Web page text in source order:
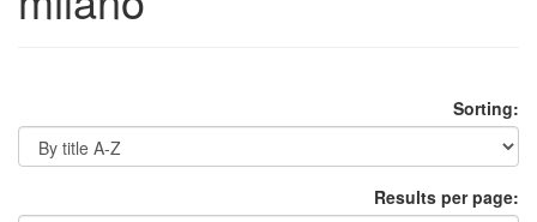
Sorting:
Results per page: